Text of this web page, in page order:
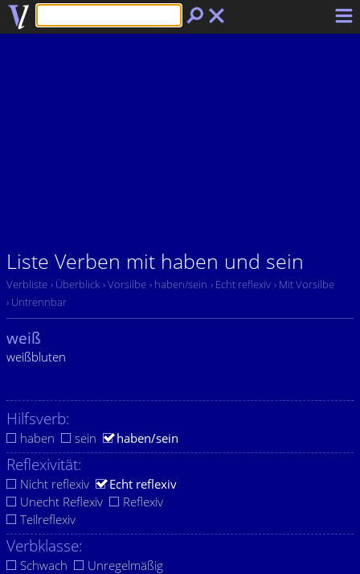
Liste Verben mit haben und sein
Verbliste › Überblick › Vorsilbe › haben/sein › Echt reflexiv › Mit Vorsilbe
› Untrennbar
weiß
weißbluten
Hilfsverb:
haben sein haben/sein
Reflexivität:
Nicht reflexiv
Echt reflexiv
Unecht Reflexiv
Reflexiv
Teilreflexiv
Verbklasse:
Schwach
Unregelmäßig